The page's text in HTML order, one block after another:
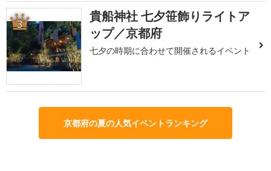
3
貴船神社 七夕笹飾りライトア
ップ／京都府
七夕の時期に合わせて開催されるイベント
京都府の夏の人気イベントランキング